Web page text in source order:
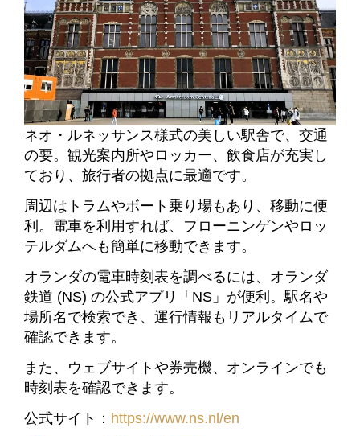
ネオ・ルネッサンス様式の美しい駅舎で、交通
の要。観光案内所やロッカー、飲食店が充実し
ており、旅行者の拠点に最適です。
周辺はトラムやボート乗り場もあり、移動に便
利。電車を利用すれば、フローニンゲンやロッ
テルダムへも簡単に移動できます。
オランダの電車時刻表を調べるには、オランダ
鉄道 (NS) の公式アプリ「NS」が便利。駅名や
場所名で検索でき、運行情報もリアルタイムで
確認できます。
また、ウェブサイトや券売機、オンラインでも
時刻表を確認できます。
公式サイト： https://www.ns.nl/en